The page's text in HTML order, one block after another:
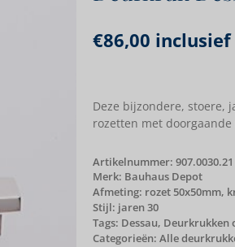
€86,00
Deze bijzondere, stoere,
rozetten met
Artikelnummer: 907.0030.21
Merk: Bauhaus Depot
Afmeting: rozet 50x50mm,
Stijl: jaren 30
Tags: Dessau, Deurkrukken
Categorieën: Alle